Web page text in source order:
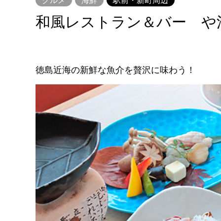
和風レストラン＆バー や
徳島近海の新鮮な魚介を贅沢に味わう！